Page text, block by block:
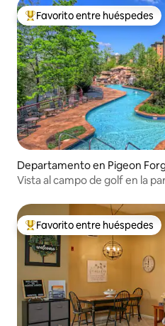
De los mejores en Favorito
Favorito entre huéspedes
Departamento en Pigeon
Vista al campo de golf en la
De los mejores en Favorito
Favorito entre huéspedes